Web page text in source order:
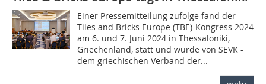
Einer Pressemitteilung zufolge fand der
Tiles and Bricks Europe (TBE)-Kongress 2024
am 6. und 7. Juni 2024 in Thessaloniki,
Griechenland, statt und wurde von SEVK -
dem griechischen Verband der...